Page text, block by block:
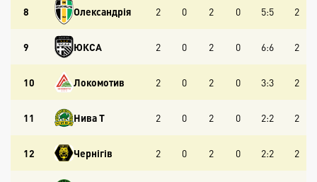
8 Олександрія 2 0 2 0 5:5 2
9 ЮКСА 2 0 2 0 6:6 2
10 Локомотив 2 0 2 0 3:3 2
11 Нива Т 2 0 2 0 2:2 2
12 Чернігів 2 0 2 0 2:2 2